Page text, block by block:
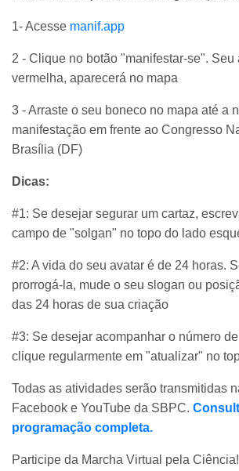
1- Acesse manif.app
2 - Clique no botão "manifestar-se". Seu
vermelha, aparecerá no mapa
3 - Arraste o seu boneco no mapa até a
manifestação em frente ao Congresso
Brasília (DF)
Dicas:
#1: Se desejar segurar um cartaz,
campo de "solgan" no topo do lado
#2: A vida do seu avatar é de 24 horas.
prorrogá-la, mude o seu slogan ou
das 24 horas de sua criação
#3: Se desejar acompanhar o número
clique regularmente em "atualizar" no
Todas as atividades serão transmitidas
Facebook e YouTube da SBPC.
programação completa.
Participe da Marcha Virtual pela